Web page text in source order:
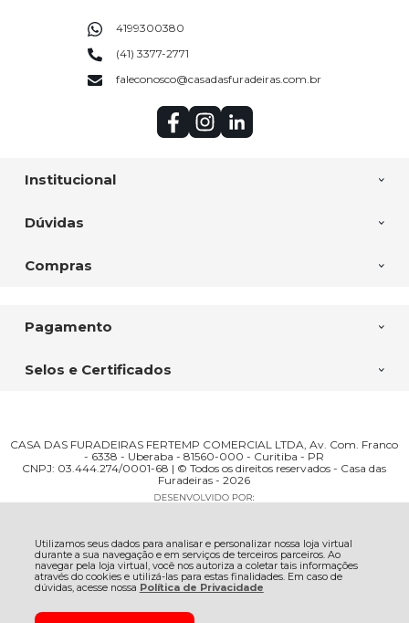
Utilizamos seus dados para analisar e personalizar nossa loja virtual
durante a sua navegação e em serviços de terceiros parceiros. Ao
navegar pela loja virtual, você nos autoriza a coletar tais informações
através do cookies e utilizá-las para estas finalidades. Em caso de
dúvidas, acesse nossa Política de Privacidade
Institucional
Dúvidas
Compras
4199300380
(41) 3377-2771
faleconosco@casadasfuradeiras.com.br
Pagamento
Selos e Certificados
CASA DAS FURADEIRAS FERTEMP COMERCIAL LTDA, Av. Com. Franco
- 6338 - Uberaba - 81560-000 - Curitiba - PR
CNPJ: 03.444.274/0001-68 | © Todos os direitos reservados - Casa das
Furadeiras - 2026